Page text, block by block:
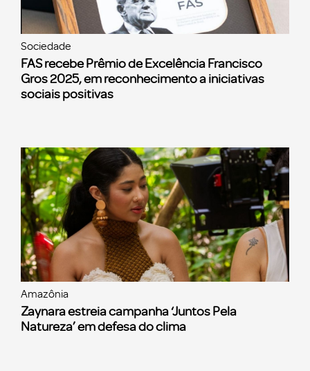
Sociedade
FAS recebe Prêmio de Excelência Francisco
Gros 2025, em reconhecimento a iniciativas
sociais positivas
Amazônia
Zaynara estreia campanha ‘Juntos Pela
Natureza’ em defesa do clima